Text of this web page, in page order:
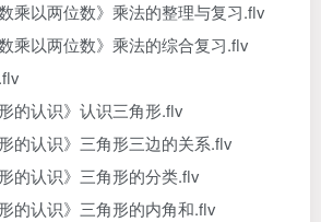
乘以两位数》乘法的整理与复习.flv
乘以两位数》乘法的综合复习.flv
的认识》认识三角形.flv
的认识》三角形三边的关系.flv
的认识》三角形的分类.flv
的认识》三角形的内角和.flv